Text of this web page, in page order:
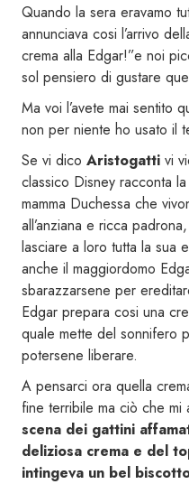
Quando la sera eravamo
annunciava cosi l’arrivo
crema alla Edgar!”e noi
sol pensiero di gustare
Ma voi l’avete mai sentito
non per niente ho usato il
Se vi dico Aristogatti vi
classico Disney racconta
mamma Duchessa che
all’anziana e ricca
lasciare a loro tutta la sua
anche il maggiordomo
sbarazzarsene per
Edgar prepara cosi una
quale mette del sonnifero
potersene liberare.
A pensarci ora quella
fine terribile ma ciò che mi
scena dei gattini
deliziosa crema e del
intingeva un bel